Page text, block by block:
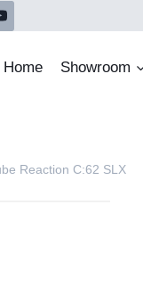
Home Showroom
Reaction C:62 SLX